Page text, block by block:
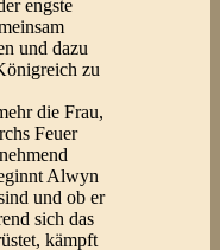
engste
und dazu
zu
die Frau,
Feuer
Alwyn
und ob er
sich das
kämpft